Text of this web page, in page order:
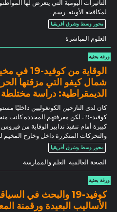
التأثيرات اليومية التي يتعرض لها
لمكافحة الأوبئة. رسم…
محور وسط وشرق أفريقيا
العلوم المباشرة
ورقة بحثية
الوقاية من
شمال كيفو التي مزقتها
الديمقراطية: دراسة مختلطة
كان لدى النازحين الكونغوليين داخليًا
كوفيد-19، لكن معرفتهم المحددة
كبيرة أمام تنفيذ تدابير الوقاية من
والتحركات المتكررة داخل وخارج المخيم
محور وسط وشرق أفريقيا
الصحة العالمية: العلم والممارسة
ورقة بحثية
كوفيد-19 والبحث في
الأساليب البعيدة ورقمنة